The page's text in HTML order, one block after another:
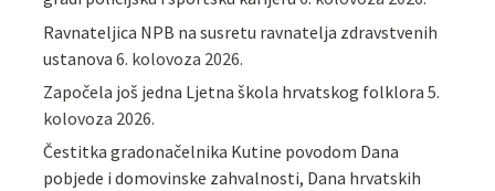
Ravnateljica NPB na susretu ravnatelja zdravstvenih
ustanova 6. kolovoza 2026.
Započela još jedna Ljetna škola hrvatskog folklora 5.
kolovoza 2026.
Čestitka gradonačelnika Kutine povodom Dana
pobjede i domovinske zahvalnosti, Dana hrvatskih